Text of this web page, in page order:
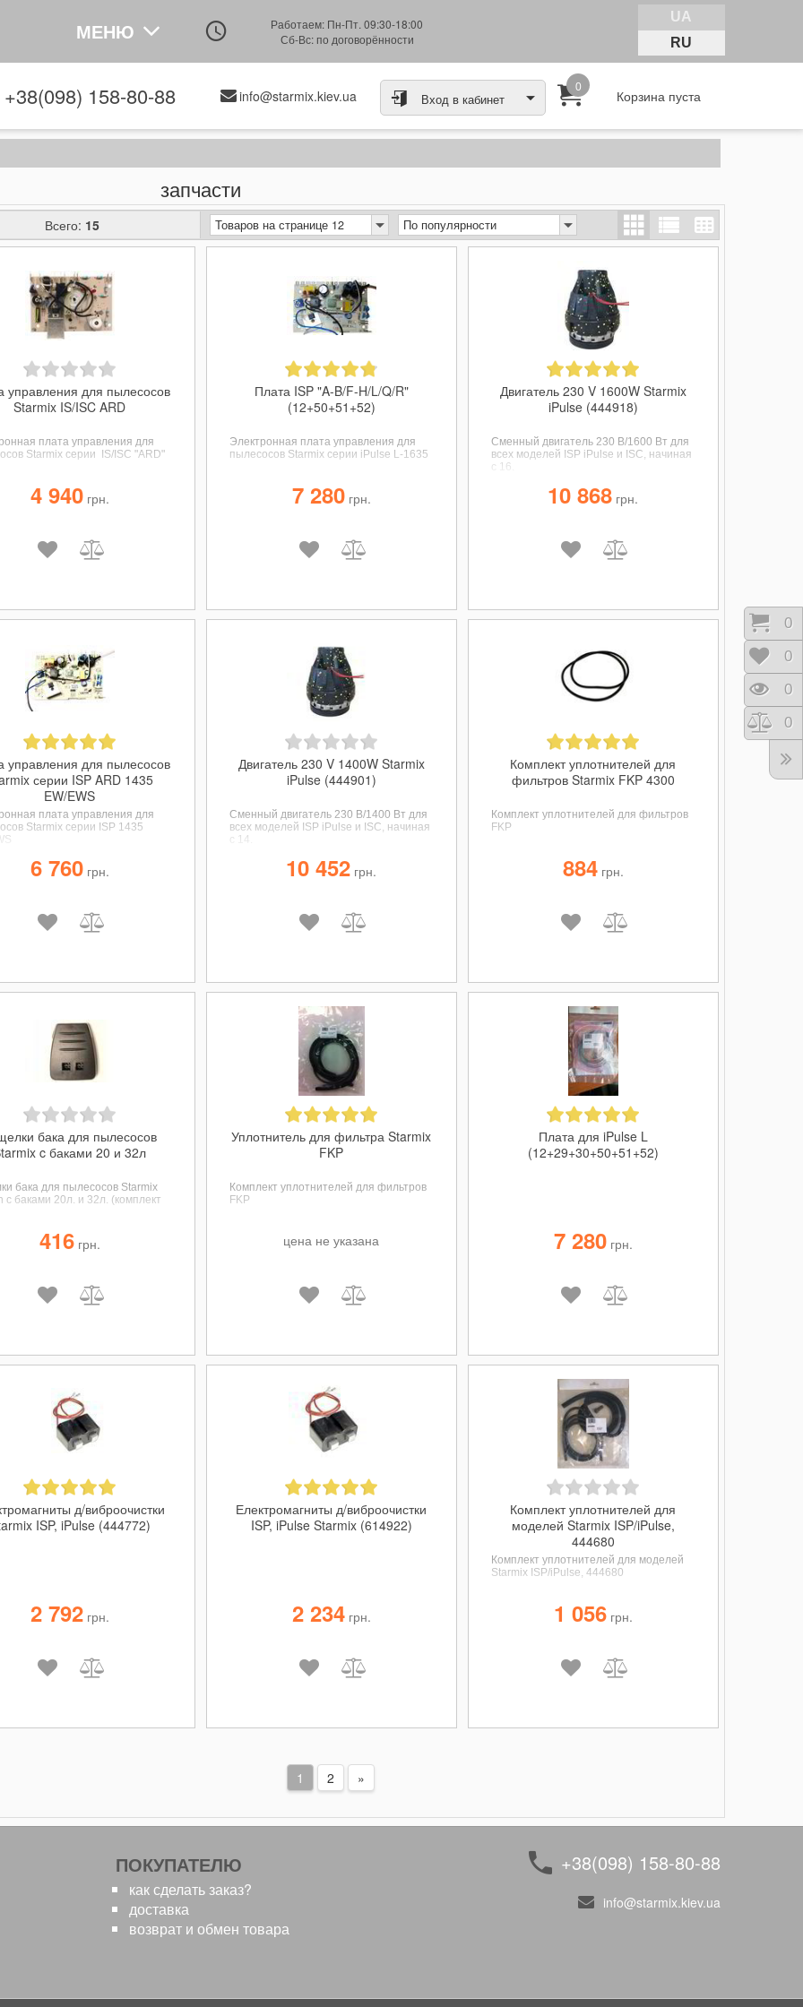
МЕНЮ
Работаем: Пн-Пт. 09:30-18:00
Сб-Вс: по договорённости
UA
RU
+38(098) 158-80-88 info@starmix.kiev.ua Вход в кабинет
0 Корзина пуста
запчасти
Всего: 15 Товаров на странице 12 По популярности
управления для пылесосов
Starmix IS/ISC ARD
плата управления для
Starmix серии IS/ISC "ARD"
4 940грн.
Плата ISP "A-B/F-H/L/Q/R"
(12+50+51+52)
Электронная плата управления для
пылесосов Starmix серии iPulse L-1635
7 280грн.
Двигатель 230 V 1600W Starmix
iPulse (444918)
Сменный двигатель 230 В/1600 Вт для
всех моделей ISP iPulse и ISC, начиная
с 16.
10 868 грн.
управления для пылесосов
серии ISP ARD 1435
EW/EWS
плата управления для
Starmix серии ISP 1435
6 760грн.
Двигатель 230 V 1400W Starmix
iPulse (444901)
Сменный двигатель 230 В/1400 Вт для
всех моделей ISP iPulse и ISC, начиная
с 14.
10 452 грн.
Комплект уплотнителей для
фильтров Starmix FKP 4300
Комплект уплотнителей для фильтров
FKP
884грн.
бака для пылесосов
c баками 20 и 32л
бака для пылесосов Starmix
c баками 20л. и 32л. (комплект
416грн.
Уплотнитель для фильтра Starmix
FKP
Комплект уплотнителей для фильтров
FKP
цена не указана
Плата для iPulse L
(12+29+30+50+51+52)
7 280грн.
д/виброочистки
ISP, iPulse (444772)
2 792грн.
Електромагниты д/виброочистки
ISP, iPulse Starmix (614922)
2 234грн.
Комплект уплотнителей для
моделей Starmix ISP/iPulse,
444680
Комплект уплотнителей для моделей
Starmix ISP/iPulse, 444680
1 056грн.
1 2 »
+38(098) 158-80-88
info@starmix.kiev.ua
ПОКУПАТЕЛЮ
как сделать заказ?
доставка
возврат и обмен товара
0
0
0
0